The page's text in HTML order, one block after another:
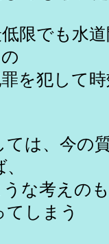
でも水道
時効に
は、今の
考えのも
しまう